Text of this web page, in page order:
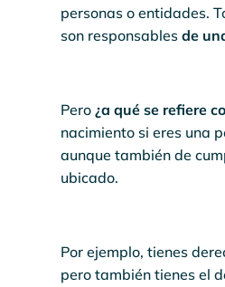
personas o entidades.
son responsables de
Pero ¿a qué se refiere
nacimiento si eres una
aunque también de
ubicado.
Por ejemplo, tienes
pero también tienes el